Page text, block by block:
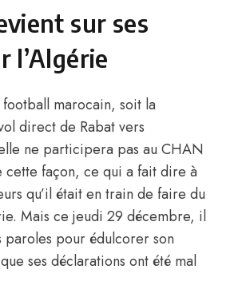
sur ses
l’Algérie
marocain, soit la
direct de Rabat vers
ne participera pas au CHAN
cette façon, ce qui a fait dire à
qu’il était en train de faire du
Mais ce jeudi 29 décembre, il
paroles pour édulcorer son
ses déclarations ont été mal